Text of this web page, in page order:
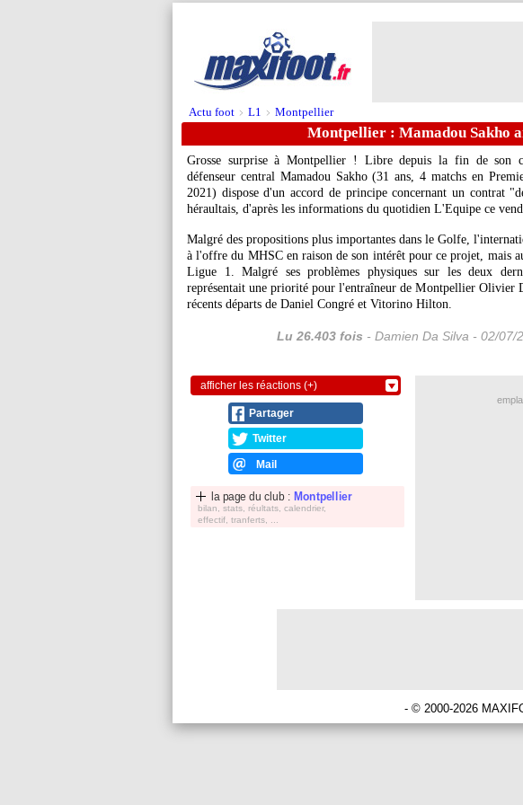
Actu foot > L1 > Montpellier
Montpellier : Mamadou Sakho
Grosse surprise à Montpellier ! Libre depuis la fin de son
défenseur central Mamadou Sakho (31 ans, 4 matchs en
2021) dispose d'un accord de principe concernant un contrat
héraultais, d'après les informations du quotidien L'Equipe ce
Malgré des propositions plus importantes dans le Golfe,
à l'offre du MHSC en raison de son intérêt pour ce projet, mais
Ligue 1. Malgré ses problèmes physiques sur les deux
représentait une priorité pour l'entraîneur de Montpellier Olivier
récents départs de Daniel Congré et Vitorino Hilton.
Lu 26.403 fois - Damien Da Silva - 02/07/
afficher les réactions (+)
Partager
Twitter
Mail
la page du club : Montpellier
bilan, stats, réultats, calendrier,
effectif, tranferts, ...
- © 2000-2026